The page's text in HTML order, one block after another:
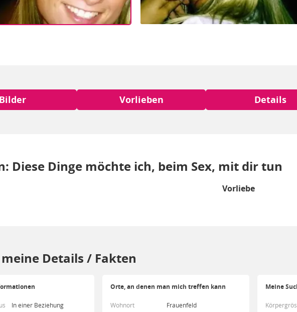
Bilder Vorlieben Details
Diese Dinge möchte ich, beim Sex, mit dir tun
Vorliebe
Details / Fakten
In einer Beziehung
Orte, an denen man mich treffen kann
Wohnort Frauenfeld
Meine